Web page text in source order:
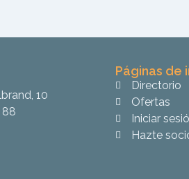
10
88
Páginas de
Directorio
Ofertas
Iniciar
Hazte